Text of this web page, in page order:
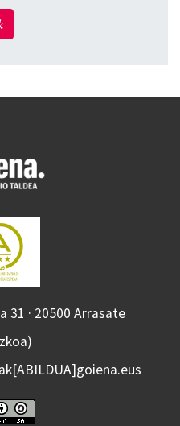
31 · 20500 Arrasate